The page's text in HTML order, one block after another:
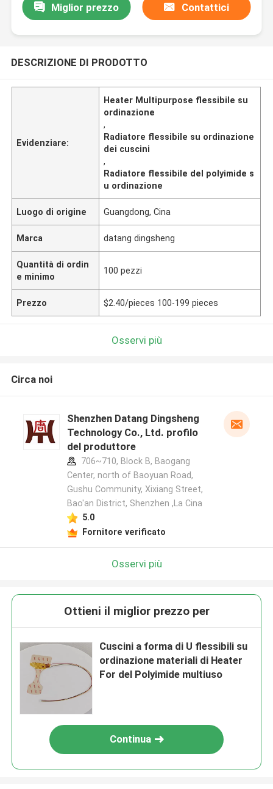
Miglior prezzo Contattici
DESCRIZIONE DI PRODOTTO
Evidenziare:
Heater Multipurpose flessibile su
ordinazione
,
Radiatore flessibile su ordinazione
dei cuscini
,
Radiatore flessibile del polyimide s
u ordinazione
Luogo di origine Guangdong, Cina
Marca datang dingsheng
Quantità di ordin
e minimo
100 pezzi
Prezzo $2.40/pieces 100-199 pieces
Osservi più
Circa noi
Shenzhen Datang Dingsheng
Technology Co., Ltd. profilo
del produttore
706~710, Block B, Baogang
Center, north of Baoyuan Road,
Gushu Community, Xixiang Street,
Bao'an District, Shenzhen ,La Cina
5.0
Fornitore verificato
Osservi più
Ottieni il miglior prezzo per
Cuscini a forma di U flessibili su
ordinazione materiali di Heater
For del Polyimide multiuso
Continua